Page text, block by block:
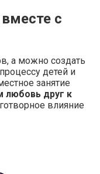
с
а можно создать
детей и
занятие
любовь друг к
влияние